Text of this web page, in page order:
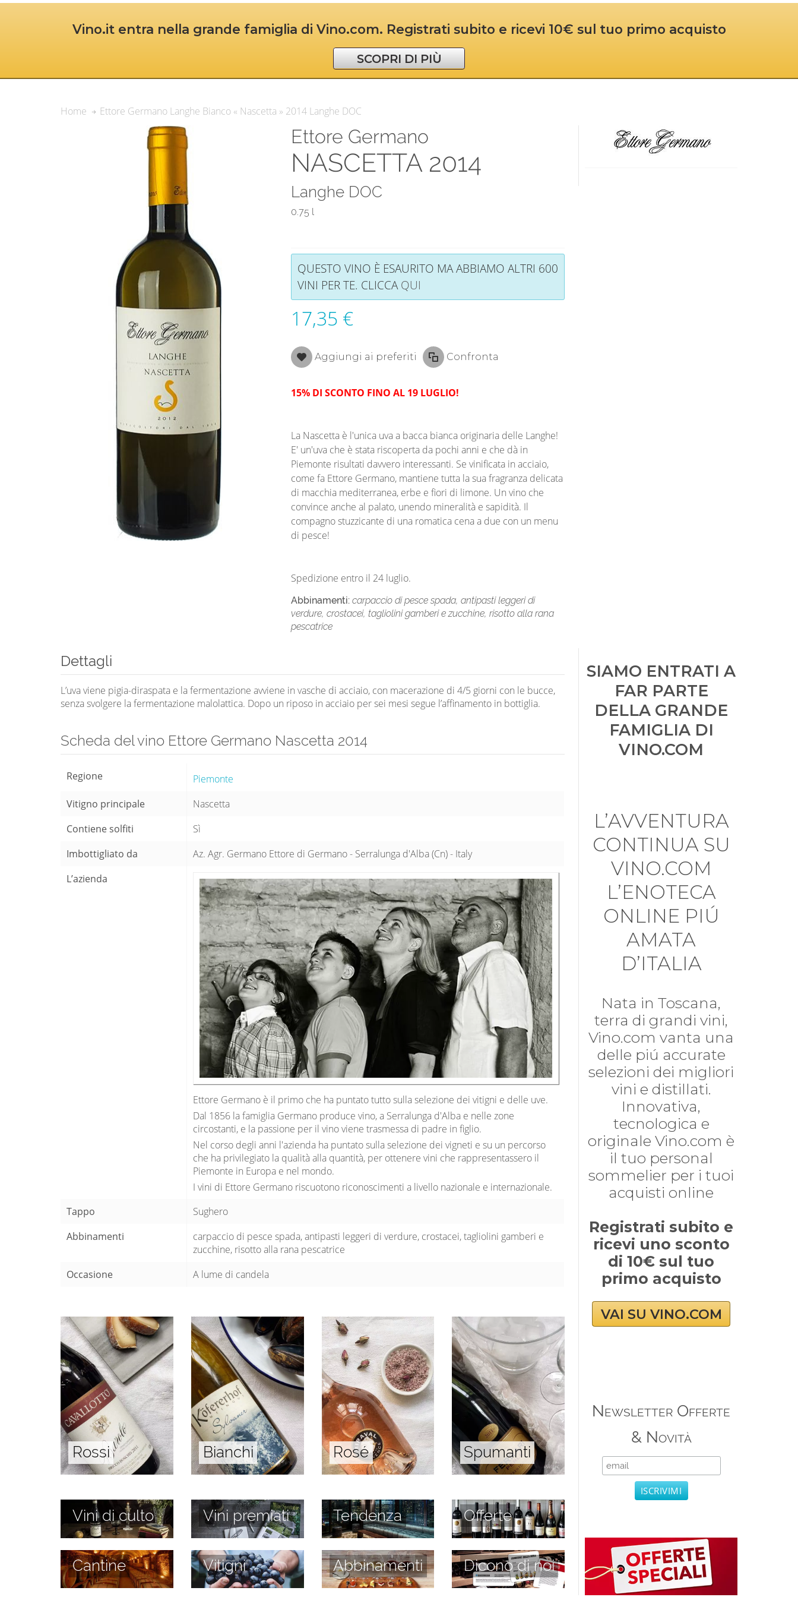
Vino.it entra nella grande famiglia di Vino.com. Registrati subito e ricevi 10€ sul tuo primo acquisto
SCOPRI DI PIÙ
Home Ettore Germano Langhe Bianco « Nascetta » 2014 Langhe DOC
Ettore Germano
NASCETTA 2014
Langhe DOC
0.75 l
QUESTO VINO È ESAURITO MA ABBIAMO ALTRI 600
VINI PER TE. CLICCAQUI
17,35 €
Aggiungi ai preferiti Confronta
15% DI SCONTO FINO AL 19 LUGLIO!
La Nascetta è l'unica uva a bacca bianca originaria delle Langhe!
E' un'uva che è stata riscoperta da pochi anni e che dà in
Piemonte risultati davvero interessanti. Se vinificata in acciaio,
come fa Ettore Germano, mantiene tutta la sua fragranza delicata
di macchia mediterranea, erbe e fiori di limone. Un vino che
convince anche al palato, unendo mineralità e sapidità. Il
compagno stuzzicante di una romatica cena a due con un menu
di pesce!
Spedizione entro il 24 luglio.
Abbinamenti: carpaccio di pesce spada, antipasti leggeri di
verdure, crostacei, tagliolini gamberi e zucchine, risotto alla rana
pescatrice
Dettagli
L’uva viene pigia-diraspata e la fermentazione avviene in vasche di acciaio, con macerazione di 4/5 giorni con le bucce,
senza svolgere la fermentazione malolattica. Dopo un riposo in acciaio per sei mesi segue l’affinamento in bottiglia.
Scheda del vino Ettore Germano Nascetta 2014
Regione
Piemonte
Vitigno principale
Nascetta
Contiene solfiti
Sì
Imbottigliato da
Az. Agr. Germano Ettore di Germano - Serralunga d'Alba (Cn) - Italy
L’azienda
Ettore Germano è il primo che ha puntato tutto sulla selezione dei vitigni e delle uve.
Dal 1856 la famiglia Germano produce vino, a Serralunga d'Alba e nelle zone
circostanti, e la passione per il vino viene trasmessa di padre in figlio.
Nel corso degli anni l'azienda ha puntato sulla selezione dei vigneti e su un percorso
che ha privilegiato la qualità alla quantità, per ottenere vini che rappresentassero il
Piemonte in Europa e nel mondo.
I vini di Ettore Germano riscuotono riconoscimenti a livello nazionale e internazionale.
Tappo
Sughero
Abbinamenti
carpaccio di pesce spada, antipasti leggeri di verdure, crostacei, tagliolini gamberi e
zucchine, risotto alla rana pescatrice
Occasione
A lume di candela
Rossi Bianchi Rosé Spumanti
Vini di culto Vini premiati Tendenza Offerte
Cantine Vitigni Abbinamenti Dicono di noi
SIAMO ENTRATI A
FAR PARTE
DELLA GRANDE
FAMIGLIA DI
VINO.COM
L’AVVENTURA
CONTINUA SU
VINO.COM
L’ENOTECA
ONLINE PIÚ
AMATA
D’ITALIA
Nata in Toscana,
terra di grandi vini,
Vino.com vanta una
delle piú accurate
selezioni dei migliori
vini e distillati.
Innovativa,
tecnologica e
originale Vino.com è
il tuo personal
sommelier per i tuoi
acquisti online
Registrati subito e
ricevi uno sconto
di 10€ sul tuo
primo acquisto
VAI SU VINO.COM
Newsletter Offerte
& Novità